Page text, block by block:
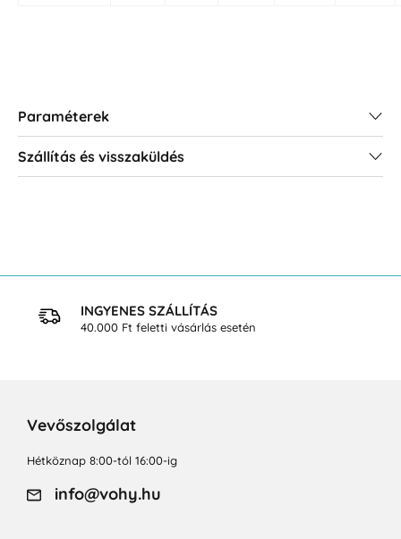
Paraméterek
Szállítás és visszaküldés
INGYENES SZÁLLÍTÁS
40.000 Ft feletti vásárlás esetén
Vevőszolgálat
Hétköznap 8:00-tól 16:00-ig
info@vohy.hu